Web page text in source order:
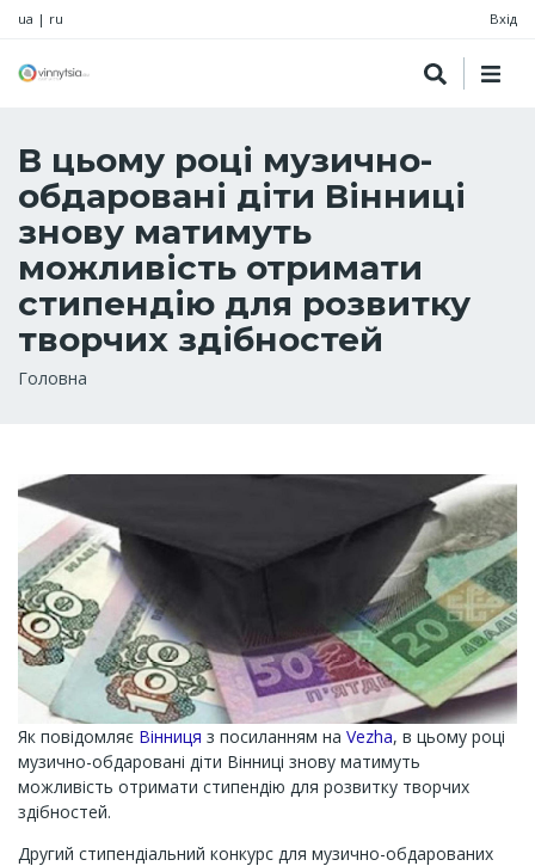
ua | ru Вхід
В цьому році музично-
обдаровані діти Вінниці
знову матимуть
можливість отримати
стипендію для розвитку
творчих здібностей
Рядок
Головна
Як повідомляє Вінниця з посиланням на Vezha, в цьому році
музично-обдаровані діти Вінниці знову матимуть
можливість отримати стипендію для розвитку творчих
здібностей.
Другий стипендіальний конкурс для музично-обдарованих